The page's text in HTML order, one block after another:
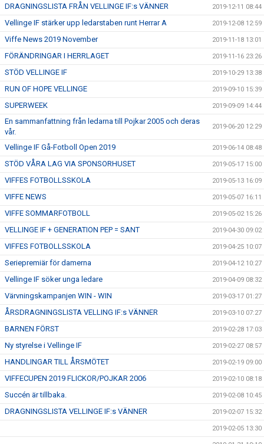
DRAGNINGSLISTA FRÅN VELLINGE IF:s VÄNNER 2019-12-11 08:44
Vellinge IF stärker upp ledarstaben runt Herrar A 2019-12-08 12:59
Viffe News 2019 November 2019-11-18 13:01
FÖRÄNDRINGAR I HERRLAGET 2019-11-16 23:26
STÖD VELLINGE IF 2019-10-29 13:38
RUN OF HOPE VELLINGE 2019-09-10 15:39
SUPERWEEK 2019-09-09 14:44
En sammanfattning från ledarna till Pojkar 2005 och deras
vår.
2019-06-20 12:29
Vellinge IF Gå-Fotboll Open 2019 2019-06-14 08:48
STÖD VÅRA LAG VIA SPONSORHUSET 2019-05-17 15:00
VIFFES FOTBOLLSSKOLA 2019-05-13 16:09
VIFFE NEWS 2019-05-07 16:11
VIFFE SOMMARFOTBOLL 2019-05-02 15:26
VELLINGE IF + GENERATION PEP = SANT 2019-04-30 09:02
VIFFES FOTBOLLSSKOLA 2019-04-25 10:07
Seriepremiär för damerna 2019-04-12 10:27
Vellinge IF söker unga ledare 2019-04-09 08:32
Värvningskampanjen WIN - WIN 2019-03-17 01:27
ÅRSDRAGNINGSLISTA VELLING IF:s VÄNNER 2019-03-10 07:27
BARNEN FÖRST 2019-02-28 17:03
Ny styrelse i Vellinge IF 2019-02-27 08:57
HANDLINGAR TILL ÅRSMÖTET 2019-02-19 09:00
VIFFECUPEN 2019 FLICKOR/POJKAR 2006 2019-02-10 08:18
Succén är tillbaka. 2019-02-08 10:45
DRAGNINGSLISTA VELLINGE IF:s VÄNNER 2019-02-07 15:32
2019-02-05 13:30